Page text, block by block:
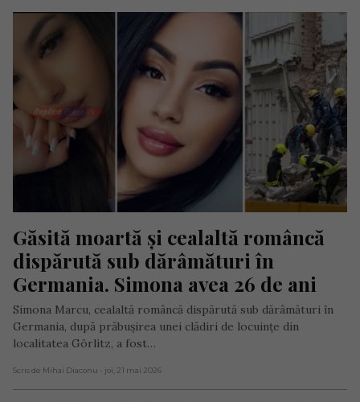
Găsită moartă și cealaltă româncă
dispărută sub dărâmături în
Germania. Simona avea 26 de ani
Simona Marcu, cealaltă româncă dispărută sub dărâmături în
Germania, după prăbușirea unei clădiri de locuințe din
localitatea Görlitz, a fost…
Scris de Mihai Diaconu - joi, 21 mai 2026